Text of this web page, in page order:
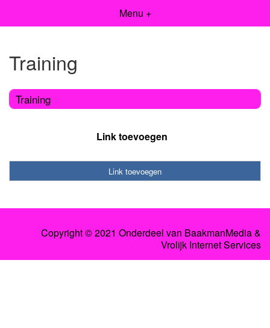
Menu +
Training
Training
Link toevoegen
Link toevoegen
Copyright © 2021 Onderdeel van BaakmanMedia&
Vrolijk Internet Services